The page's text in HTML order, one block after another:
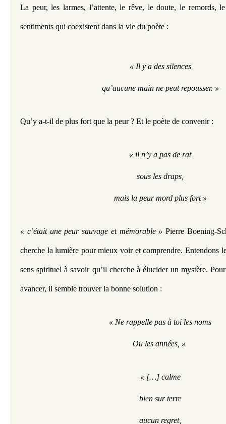
La peur, les larmes, l’attente, le rêve, le doute, le remords,
sentiments qui coexistent dans la vie du poète :
« Il y a des silences
qu’aucune main ne peut repousser. »
Qu’y a-t-il de plus fort que la peur ? Et le poète de convenir :
« il n’y a pas de rat
sous les draps,
mais la peur mord plus fort »
« c’était une peur sauvage et mémorable » Pierre Boening-
cherche la lumière pour mieux voir et comprendre. Entendons
sens spirituel à savoir qu’il cherche à élucider un mystère.
avancer, il semble trouver la bonne solution :
« Ne rappelle pas à toi les noms
Ou les années, »
« […] calme
bien sur terre
aucun regret,